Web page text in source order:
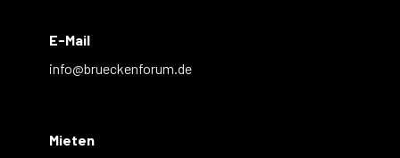
E-Mail
info@brueckenforum.de
Mieten